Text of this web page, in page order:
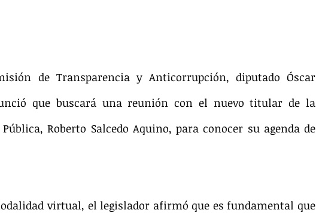
de Transparencia y Anticorrupción, diputado Óscar
que buscará una reunión con el nuevo titular de la
Roberto Salcedo Aquino, para conocer su agenda de
virtual, el legislador afirmó que es fundamental que